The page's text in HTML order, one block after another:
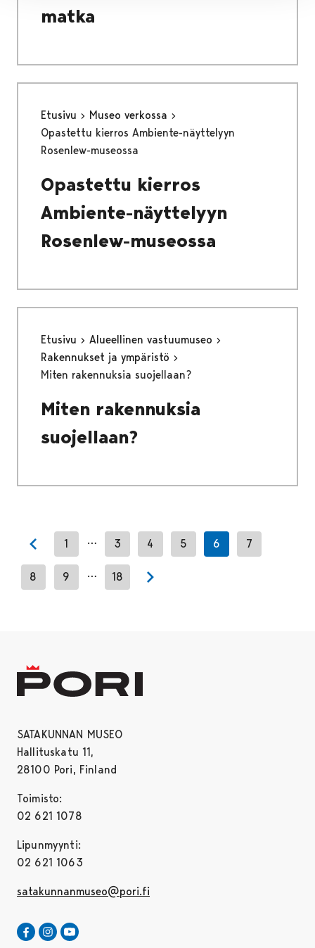
matka
Etusivu
Museo verkossa
Opastettu kierros Ambiente-näyttelyyn
Rosenlew-museossa
Opastettu kierros
Ambiente-näyttelyyn
Rosenlew-museossa
Etusivu
Alueellinen vastuumuseo
Rakennukset ja ympäristö
Miten rakennuksia suojellaan?
Miten rakennuksia
suojellaan?
Previous page
1 … 3 4 5 6 7
8 9 … 18
Next page
SATAKUNNAN MUSEO
Hallituskatu 11,
28100 Pori, Finland
Toimisto:
02 621 1078
Lipunmyynti:
02 621 1063
satakunnanmuseo@pori.fi
Satakunnan Museo Facebookissa
Avautuu uudessa välilehdessä
Satakunnan Museo Instagrammissa
Avautuu uudessa välilehdessä